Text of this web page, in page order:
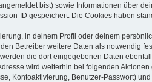
bist) sowie Informationen über
ID gespeichert. Die Cookies haben
in deinem Profil oder deinem
Betreiber weitere Daten als notwendig
die dort eingegebenen Daten
wird weiterhin bei folgenden
Kontoaktivierung, Benutzer-Passwort)